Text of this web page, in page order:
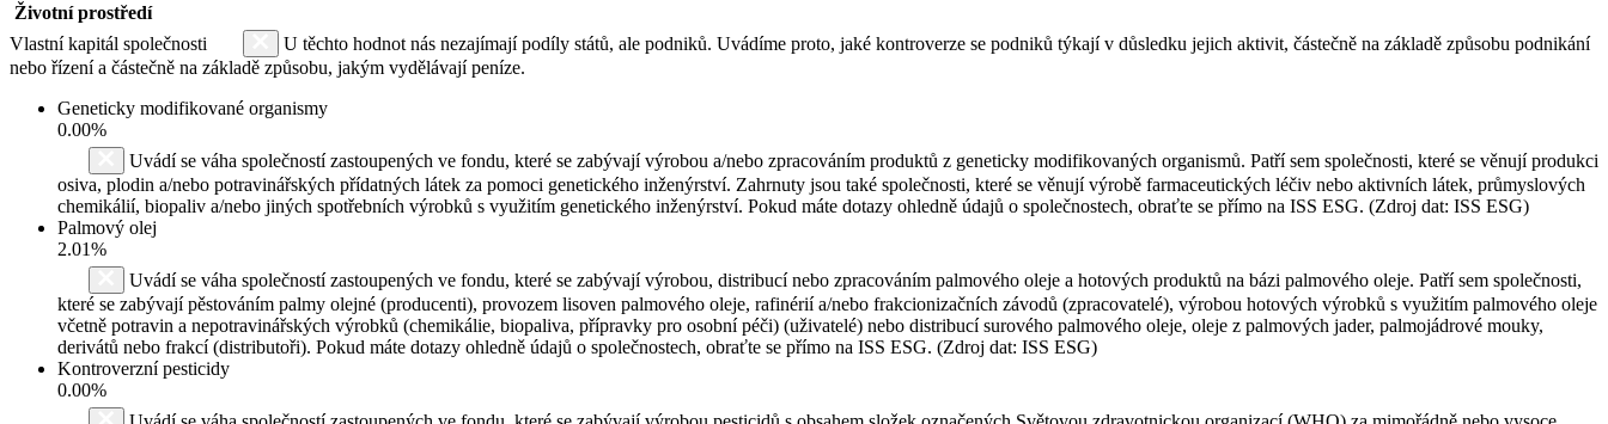
Životní prostředí
Vlastní kapitál společnosti
U těchto hodnot nás nezajímají podíly států, ale podniků. Uvádíme proto, jaké kontroverze se podniků týkají v důsledku jejich aktivit, částečně na základě způsobu podnikání
nebo řízení a částečně na základě způsobu, jakým vydělávají peníze.
Geneticky modifikované organismy
0.00%
Uvádí se váha společností zastoupených ve fondu, které se zabývají výrobou a/nebo zpracováním produktů z geneticky modifikovaných organismů. Patří sem společnosti, které se věnují produkci
osiva, plodin a/nebo potravinářských přídatných látek za pomoci genetického inženýrství. Zahrnuty jsou také společnosti, které se věnují výrobě farmaceutických léčiv nebo aktivních látek, průmyslových
chemikálií, biopaliv a/nebo jiných spotřebních výrobků s využitím genetického inženýrství. Pokud máte dotazy ohledně údajů o společnostech, obraťte se přímo na ISS ESG. (Zdroj dat: ISS ESG)
Palmový olej
2.01%
Uvádí se váha společností zastoupených ve fondu, které se zabývají výrobou, distribucí nebo zpracováním palmového oleje a hotových produktů na bázi palmového oleje. Patří sem společnosti,
které se zabývají pěstováním palmy olejné (producenti), provozem lisoven palmového oleje, rafinérií a/nebo frakcionizačních závodů (zpracovatelé), výrobou hotových výrobků s využitím palmového oleje
včetně potravin a nepotravinářských výrobků (chemikálie, biopaliva, přípravky pro osobní péči) (uživatelé) nebo distribucí surového palmového oleje, oleje z palmových jader, palmojádrové mouky,
derivátů nebo frakcí (distributoři). Pokud máte dotazy ohledně údajů o společnostech, obraťte se přímo na ISS ESG. (Zdroj dat: ISS ESG)
Kontroverzní pesticidy
0.00%